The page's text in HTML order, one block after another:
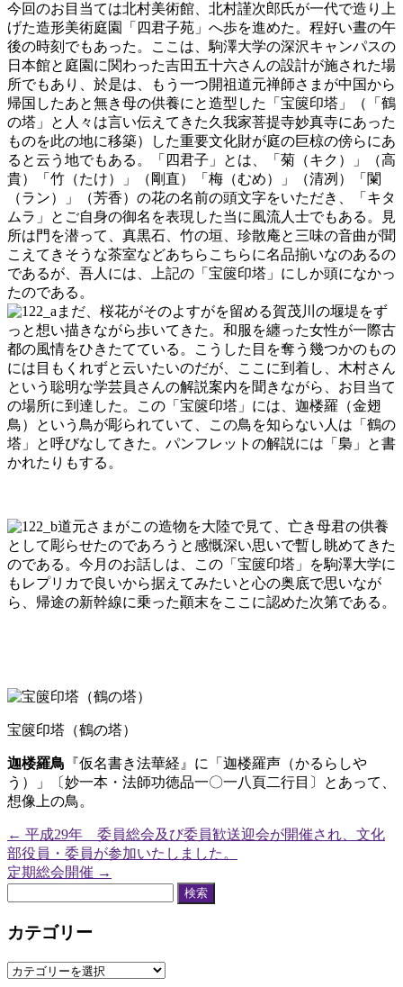
今回のお目当ては北村美術館、北村謹次郎氏が一代で造り上
げた造形美術庭園「四君子苑」へ歩を進めた。程好い晝の午
後の時刻でもあった。ここは、駒澤大学の深沢キャンパスの
日本館と庭園に関わった吉田五十六さんの設計が施された場
所でもあり、於是は、もう一つ開祖道元禅師さまが中国から
帰国したあと無き母の供養にと造型した「宝篋印塔」（「鶴
の塔」と人々は言い伝えてきた久我家菩提寺妙真寺にあった
ものを此の地に移築）した重要文化財が庭の巨椋の傍らにあ
ると云う地でもある。「四君子」とは、「菊（キク）」（高
貴）「竹（たけ）」（剛直）「梅（むめ）」（清冽）「闌
（ラン）」（芳香）の花の名前の頭文字をいただき、「キタ
ムラ」とご自身の御名を表現した当に風流人士でもある。見
所は門を潜って、真黒石、竹の垣、珍散庵と三味の音曲が聞
こえてきそうな茶室などあちらこちらに名品揃いなのあるの
であるが、吾人には、上記の「宝篋印塔」にしか頭になかっ
たのである。
まだ、桜花がそのよすがを留める賀茂川の堰堤をず
っと想い描きながら歩いてきた。和服を纏った女性が一際古
都の風情をひきたてている。こうした目を奪う幾つかのもの
には目もくれずと云いたいのだが、ここに到着し、木村さん
という聡明な学芸員さんの解説案内を聞きながら、お目当て
の場所に到達した。この「宝篋印塔」には、迦楼羅（金翅
鳥）という鳥が彫られていて、この鳥を知らない人は「鶴の
塔」と呼びなしてきた。パンフレットの解説には「梟」と書
かれたりもする。
道元さまがこの造物を大陸で見て、亡き母君の供養
として彫らせたのであろうと感慨深い思いで暫し眺めてきた
のである。今月のお話しは、この「宝篋印塔」を駒澤大学に
もレプリカで良いから据えてみたいと心の奥底で思いなが
ら、帰途の新幹線に乗った顚末をここに認めた次第である。
宝篋印塔（鶴の塔）
迦楼羅鳥 『仮名書き法華経』に「迦楼羅声（かるらしや
う）」〔妙一本・法師功徳品一〇一八頁二行目〕とあって、
想像上の鳥。
← 平成29年 委員総会及び委員歓送迎会が開催され、文化
部役員・委員が参加いたしました。
定期総会開催 →
カテゴリー
カ